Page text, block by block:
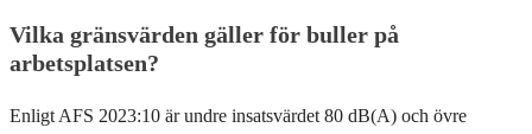
Vilka gränsvärden gäller för buller på
arbetsplatsen?
Enligt AFS 2023:10 är undre insatsvärdet 80 dB(A) och övre